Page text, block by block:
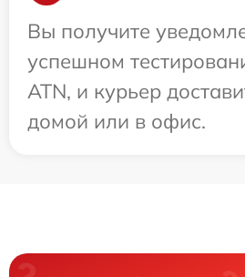
Вы получите
успешном
ATN, и курьер
домой или в офис.